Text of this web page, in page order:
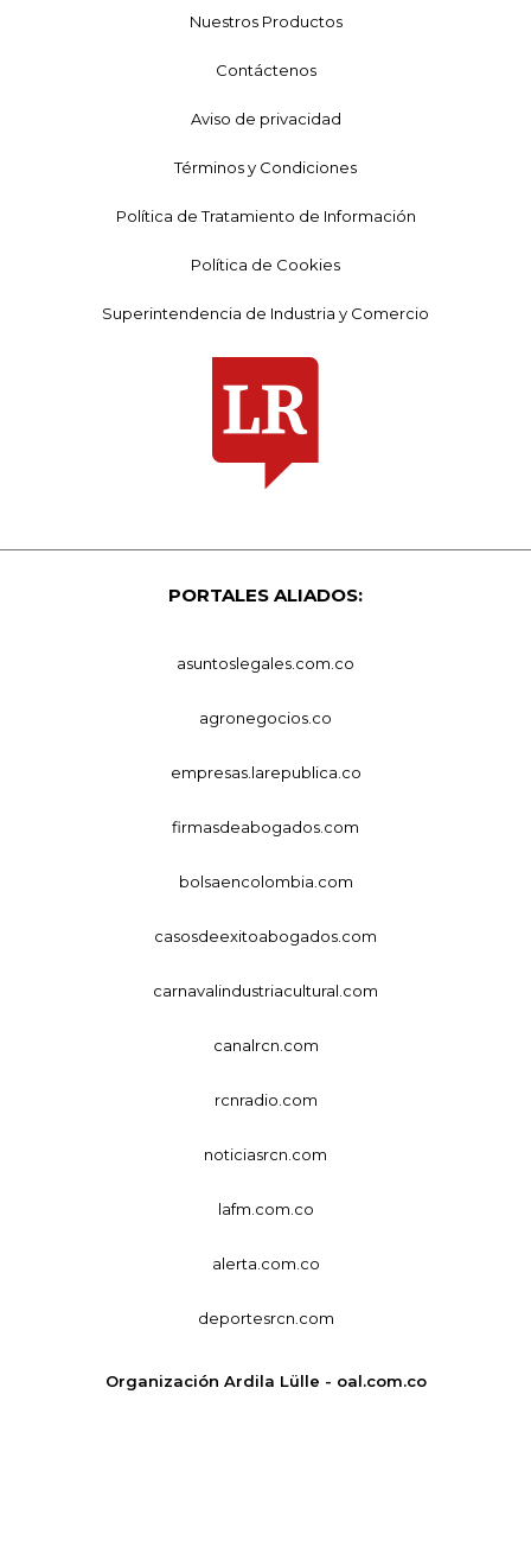
Nuestros Productos
Contáctenos
Aviso de privacidad
Términos y Condiciones
Política de Tratamiento de Información
Política de Cookies
Superintendencia de Industria y Comercio
PORTALES ALIADOS:
asuntoslegales.com.co
agronegocios.co
empresas.larepublica.co
firmasdeabogados.com
bolsaencolombia.com
casosdeexitoabogados.com
carnavalindustriacultural.com
canalrcn.com
rcnradio.com
noticiasrcn.com
lafm.com.co
alerta.com.co
deportesrcn.com
Organización Ardila Lülle - oal.com.co